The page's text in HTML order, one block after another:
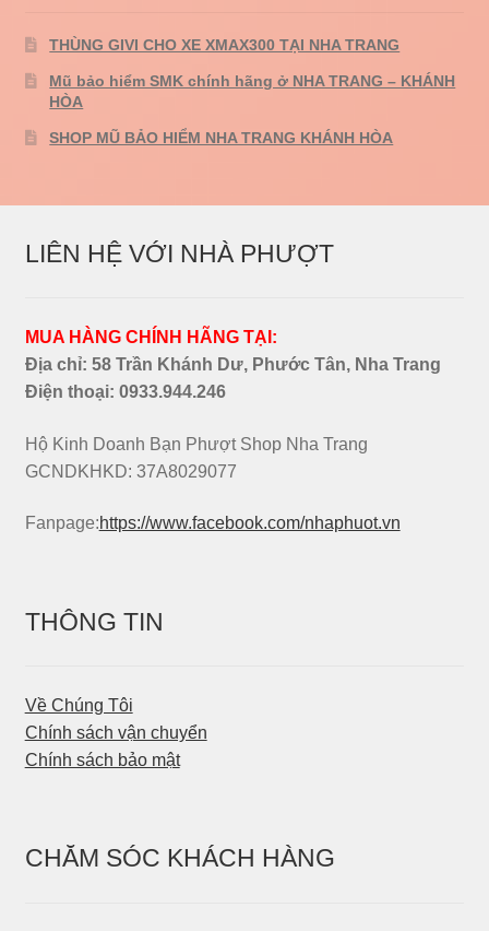
THÙNG GIVI CHO XE XMAX300 TẠI NHA TRANG
Mũ bảo hiểm SMK chính hãng ở NHA TRANG – KHÁNH
HÒA
SHOP MŨ BẢO HIỂM NHA TRANG KHÁNH HÒA
LIÊN HỆ VỚI NHÀ PHƯỢT
MUA HÀNG CHÍNH HÃNG TẠI:
Địa chỉ: 58 Trần Khánh Dư, Phước Tân, Nha Trang
Điện thoại: 0933.944.246
Hộ Kinh Doanh Bạn Phượt Shop Nha Trang
GCNDKHKD: 37A8029077
Fanpage:https://www.facebook.com/nhaphuot.vn
THÔNG TIN
Về Chúng Tôi
Chính sách vận chuyển
Chính sách bảo mật
CHĂM SÓC KHÁCH HÀNG